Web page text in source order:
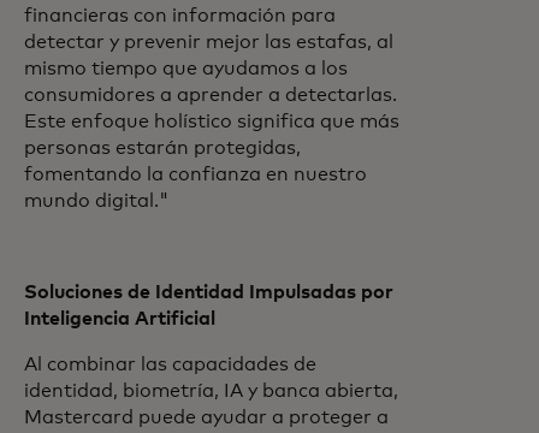
financieras con información para
detectar y prevenir mejor las estafas, al
mismo tiempo que ayudamos a los
consumidores a aprender a detectarlas.
Este enfoque holístico significa que más
personas estarán protegidas,
fomentando la confianza en nuestro
mundo digital."
Soluciones de Identidad Impulsadas por
Inteligencia Artificial
Al combinar las capacidades de
identidad, biometría, IA y banca abierta,
Mastercard puede ayudar a proteger a